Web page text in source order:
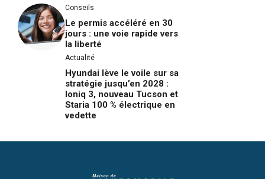
Conseils
Le permis accéléré en 30
jours : une voie rapide vers
la liberté
Actualité
Hyundai lève le voile sur sa
stratégie jusqu’en 2028 :
Ioniq 3, nouveau Tucson et
Staria 100 % électrique en
vedette